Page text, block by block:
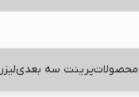
پرینت سه بعدیلیزر